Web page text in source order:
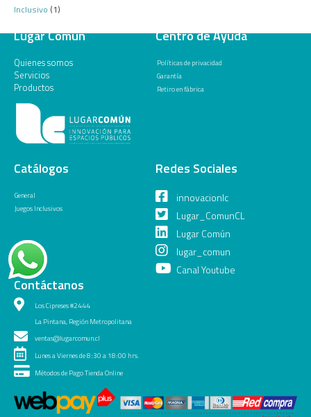
Inclusivo (1)
Lugar Común
Quienes somos
Servicios
Productos
Centro de Ayuda
Políticas de privacidad
Garantía
Retiro en fábrica
Catálogos
General
Juegos Inclusivos
Redes Sociales
innovacionlc
Lugar_ComunCL
Lugar Común
lugar_comun
Canal Youtube
Contáctanos
Los Cipreses #2444
La Pintana, Región Metropolitana
ventas@lugarcomun.cl
Lunes a Viernes de 8:30 a 18:00 hrs.
Métodos de Pago Tienda Online